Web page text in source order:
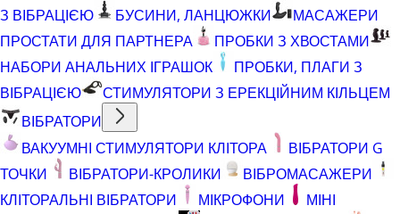
З ВІБРАЦІЄЮ
БУСИНИ, ЛАНЦЮЖКИ
МАСАЖЕРИ
ПРОСТАТИ ДЛЯ ПАРТНЕРА
ПРОБКИ З ХВОСТАМИ
НАБОРИ АНАЛЬНИХ ІГРАШОК
ПРОБКИ, ПЛАГИ З
ВІБРАЦІЄЮ
СТИМУЛЯТОРИ З ЕРЕКЦІЙНИМ КІЛЬЦЕМ
ВІБРАТОРИ
ВАКУУМНІ СТИМУЛЯТОРИ КЛІТОРА
ВІБРАТОРИ G
ТОЧКИ
ВІБРАТОРИ-КРОЛИКИ
ВІБРОМАСАЖЕРИ
КЛІТОРАЛЬНІ ВІБРАТОРИ
МІКРОФОНИ
МІНІ